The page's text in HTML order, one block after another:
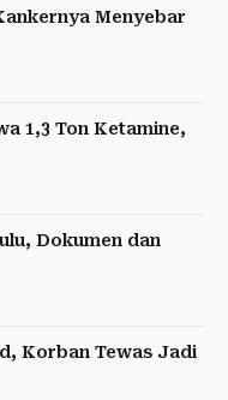
Menyebar
1,3 Ton Ketamine,
Dokumen dan
Korban Tewas Jadi